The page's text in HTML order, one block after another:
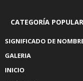
CATEGORÍA POPULAR
SIGNIFICADO DE
GALERIA
INICIO